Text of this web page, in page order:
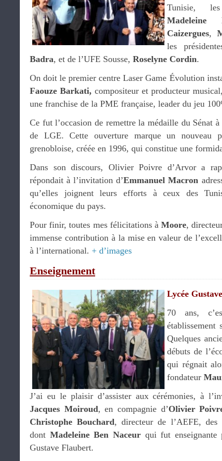
Tunisie,
Madeleine
Caizergues,
les
Badra, et de l’UFE Sousse, Roselyne Cordin.
On doit le premier centre Laser Game Évolution
Faouze Barkati, compositeur et producteur
une franchise de la PME française, leader du jeu
Ce fut l’occasion de remettre la médaille du Sénat à
de LGE. Cette ouverture marque un nouveau
grenobloise, créée en 1996, qui constitue une
Dans son discours, Olivier Poivre d’Arvor a
répondait à l’invitation d’Emmanuel Macron
qu’elles joignent leurs efforts à ceux des
économique du pays.
Pour finir, toutes mes félicitations à Moore,
immense contribution à la mise en valeur de
à l’international. + d’images
Enseignement
Lycée
70 ans,
établissement
Quelques
débuts de
qui régnait
fondateur
J’ai eu le plaisir d’assister aux cérémonies, à
Jacques Moiroud, en compagnie d’Olivier
Christophe Bouchard, directeur de l’AEFE, des
dont Madeleine Ben Naceurqui fut enseignante
Gustave Flaubert.